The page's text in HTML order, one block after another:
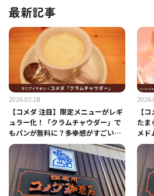
最新記事
2026.02.18
【コメダ 注目】限定メニューがレギ
ュラー化！「クラムチャウダー」で
もパンが無料に？多幸感がすごい神
セットを実食
【
たま
メド